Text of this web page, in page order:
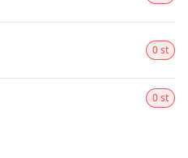
0 st
0 st